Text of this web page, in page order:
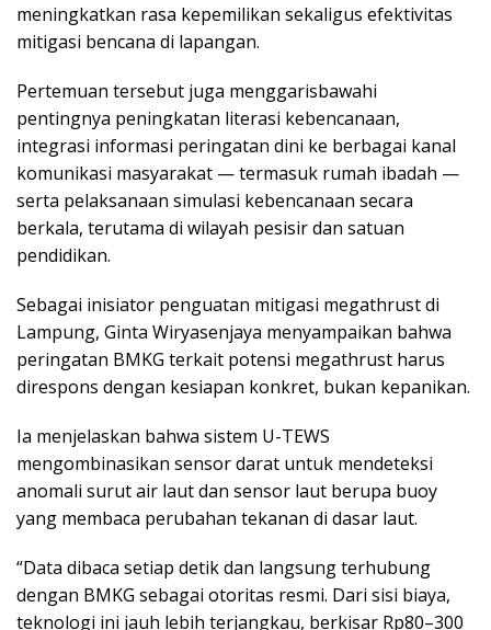
meningkatkan rasa kepemilikan sekaligus efektivitas
mitigasi bencana di lapangan.
Pertemuan tersebut juga menggarisbawahi
pentingnya peningkatan literasi kebencanaan,
integrasi informasi peringatan dini ke berbagai kanal
komunikasi masyarakat — termasuk rumah ibadah —
serta pelaksanaan simulasi kebencanaan secara
berkala, terutama di wilayah pesisir dan satuan
pendidikan.
Sebagai inisiator penguatan mitigasi megathrust di
Lampung, Ginta Wiryasenjaya menyampaikan bahwa
peringatan BMKG terkait potensi megathrust harus
direspons dengan kesiapan konkret, bukan kepanikan.
Ia menjelaskan bahwa sistem U-TEWS
mengombinasikan sensor darat untuk mendeteksi
anomali surut air laut dan sensor laut berupa buoy
yang membaca perubahan tekanan di dasar laut.
“Data dibaca setiap detik dan langsung terhubung
dengan BMKG sebagai otoritas resmi. Dari sisi biaya,
teknologi ini jauh lebih terjangkau, berkisar Rp80–300